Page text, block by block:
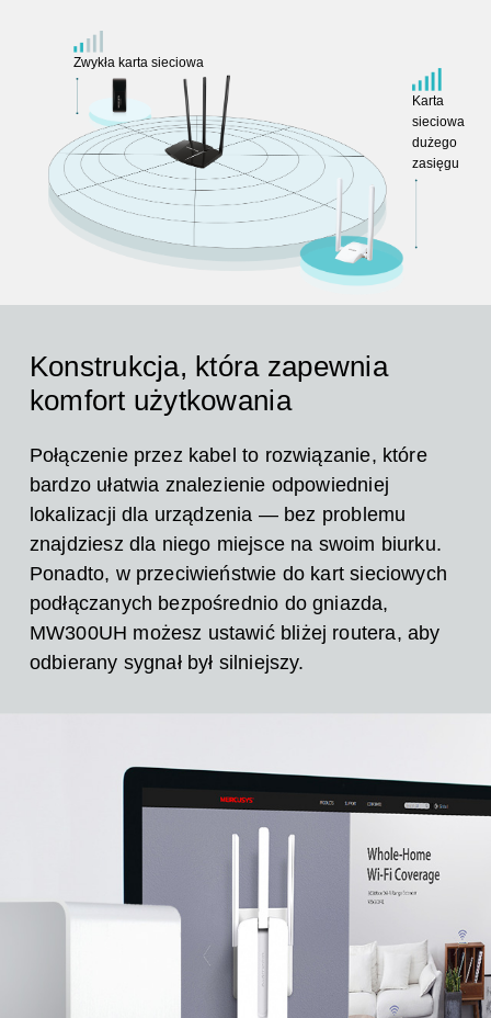
Zwykła karta sieciowa
Karta
sieciowa
dużego
zasięgu
Konstrukcja, która zapewnia
komfort użytkowania
Połączenie przez kabel to rozwiązanie, które
bardzo ułatwia znalezienie odpowiedniej
lokalizacji dla urządzenia — bez problemu
znajdziesz dla niego miejsce na swoim biurku.
Ponadto, w przeciwieństwie do kart sieciowych
podłączanych bezpośrednio do gniazda,
MW300UH możesz ustawić bliżej routera, aby
odbierany sygnał był silniejszy.